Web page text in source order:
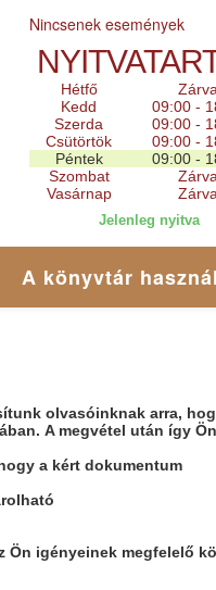
Nincsenek események
Hétfő
Zárva
Kedd
09:00 -
Szerda
09:00 -
Csütörtök
09:00 -
Péntek
09:00 -
Szombat
Zárva
Vasárnap
Zárva
Jelenleg nyitva
A könyvtár
olvasóinknak arra,
A megvétel után így
a kért dokumentum
Ön igényeinek megfelelő